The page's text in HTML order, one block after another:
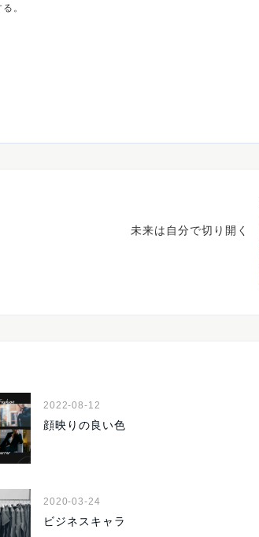
。
未来は自分で切り開く
2022-08-12
顔映りの良い色
2020-03-24
ビジネスキャラ